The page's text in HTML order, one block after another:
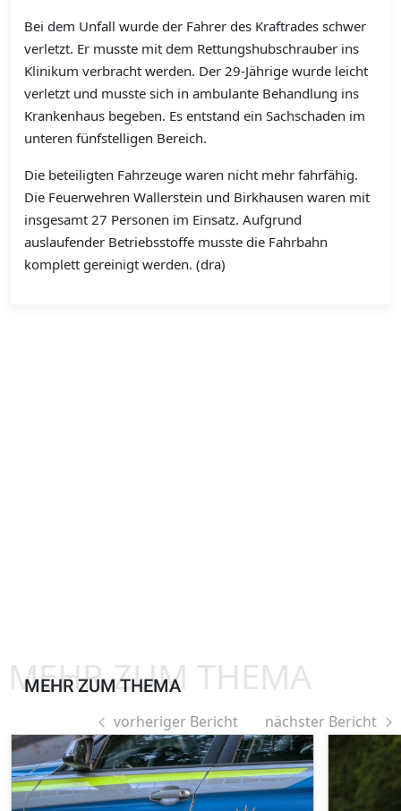
Bei dem Unfall wurde der Fahrer des Kraftrades schwer
verletzt. Er musste mit dem Rettungshubschrauber ins
Klinikum verbracht werden. Der 29-Jährige wurde leicht
verletzt und musste sich in ambulante Behandlung ins
Krankenhaus begeben. Es entstand ein Sachschaden im
unteren fünfstelligen Bereich.
Die beteiligten Fahrzeuge waren nicht mehr fahrfähig.
Die Feuerwehren Wallerstein und Birkhausen waren mit
insgesamt 27 Personen im Einsatz. Aufgrund
auslaufender Betriebsstoffe musste die Fahrbahn
komplett gereinigt werden. (dra)
MEHR ZUM THEMA
MEHR ZUM THEMA
vorheriger Bericht nächster Bericht